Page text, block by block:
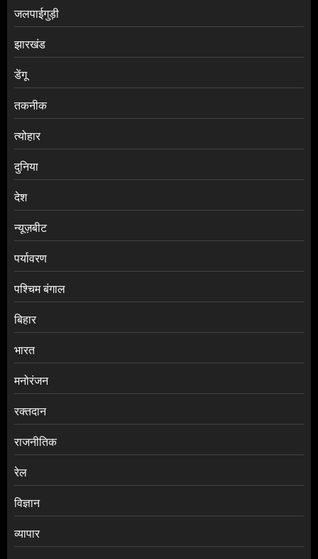
जलपाईगुड़ी
झारखंड
डेंगू
तकनीक
त्योहार
दुनिया
देश
न्यूज़बीट
पर्यावरण
पश्चिम बंगाल
बिहार
भारत
मनोरंजन
रक्तदान
राजनीतिक
रेल
विज्ञान
व्यापार